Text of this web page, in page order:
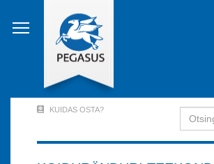
edasi
põhisisu
Account
KUIDAS OSTA? Otsing